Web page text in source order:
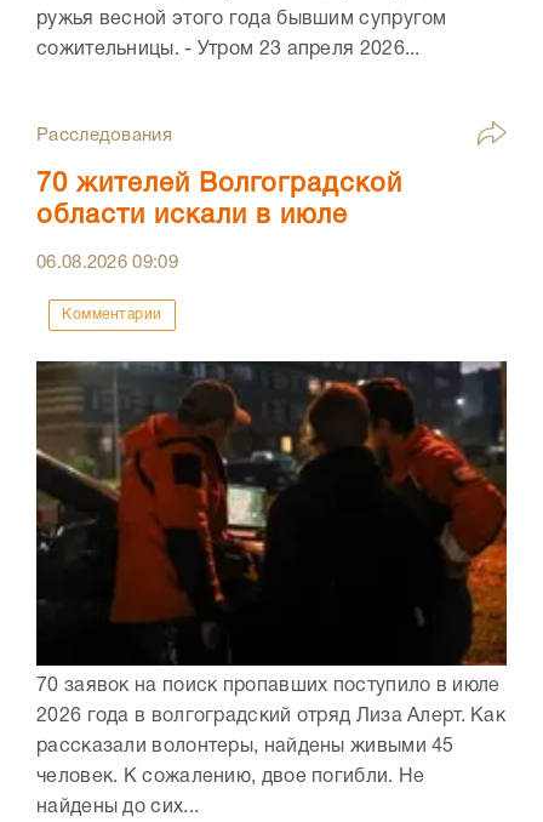
ружья весной этого года бывшим супругом
сожительницы. - Утром 23 апреля 2026...
Расследования
70 жителей Волгоградской
области искали в июле
06.08.202609:09
Комментарии
70 заявок на поиск пропавших поступило в июле
2026 года в волгоградский отряд Лиза Алерт. Как
рассказали волонтеры, найдены живыми 45
человек. К сожалению, двое погибли. Не
найдены до сих...